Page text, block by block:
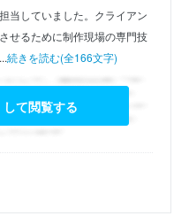
当していました。クライアン
せるために制作現場の専門技
続きを読む(全166文字)
て閲覧する